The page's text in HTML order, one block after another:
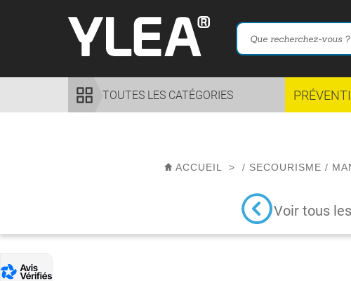
TOUTES LES CATÉGORIES
ACCUEIL > / SECOURISME /
Voir tous